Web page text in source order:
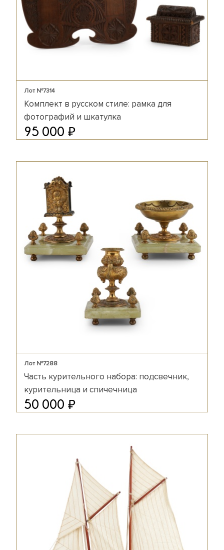
Лот №7314
Комплект в русском стиле: рамка для
фотографий и шкатулка
95 000 ₽
Лот №7288
Часть курительного набора: подсвечник,
курительница и спичечница
50 000 ₽